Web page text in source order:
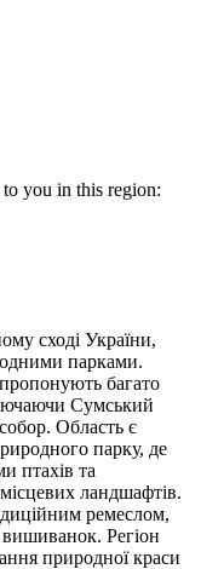
you in this region:
сході України,
парками.
багато
Сумський
Область є
парку, де
птахів та
ландшафтів.
ремеслом,
Регіон
природної краси